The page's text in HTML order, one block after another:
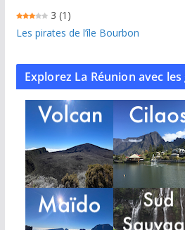
3 (1)
Les pirates de l’île Bourbon
Explorez La Réunion avec